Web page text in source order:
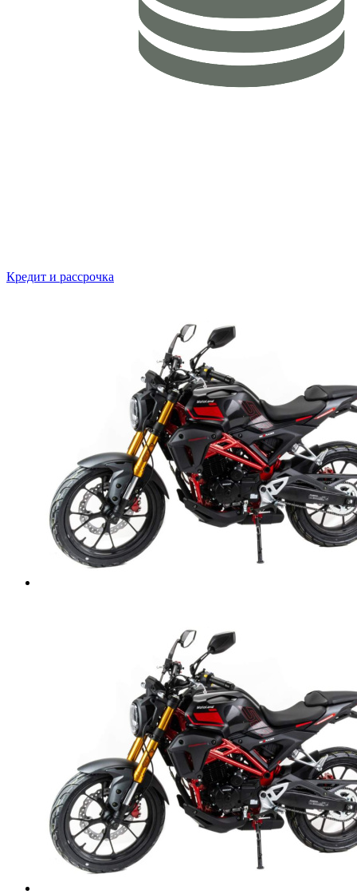
Кредит и рассрочка